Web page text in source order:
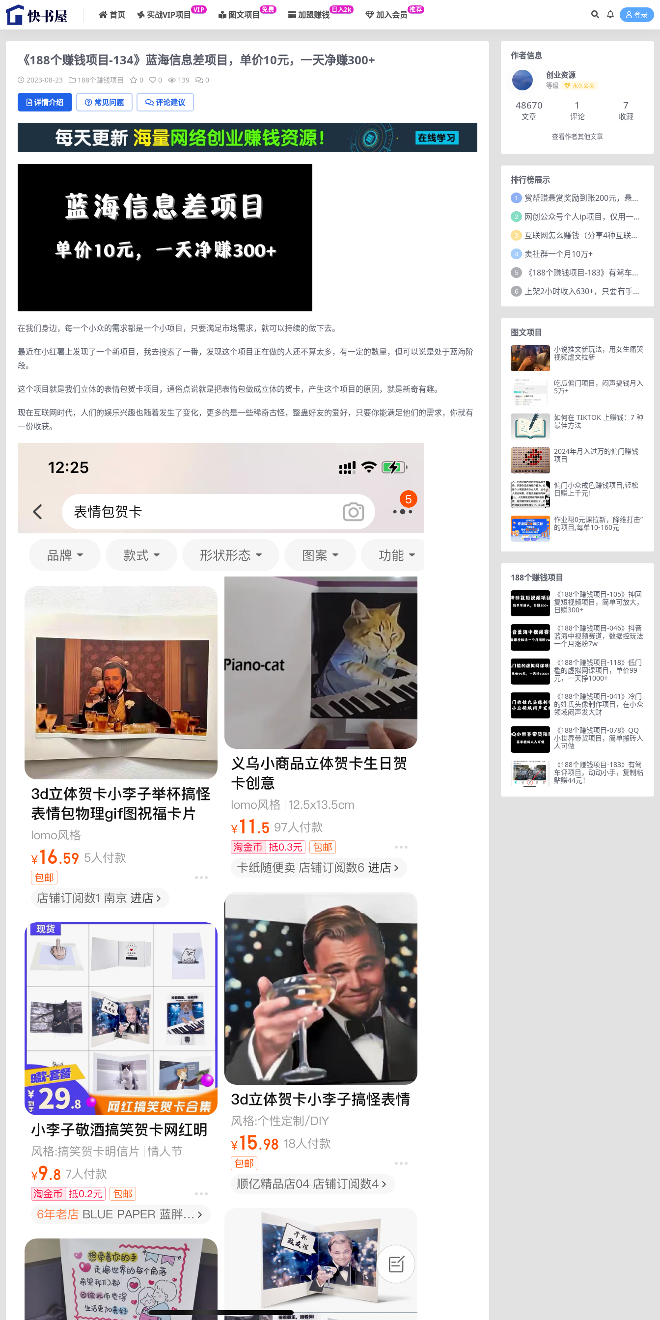
首页 实战VIP项目 VIP 图文项目 免费 加盟赚钱 日入2k 加入会员 推荐
登录
《188个赚钱项目-134》蓝海信息差项目，单价10元，一天净赚300+
2023-08-23 188个赚钱项目 0 0 139 0
详情介绍 常见问题 评论建议
在我们身边，每一个小众的需求都是一个小项目，只要满足市场需求，就可以持续的做下去。
最近在小红薯上发现了一个新项目，我去搜索了一番，发现这个项目正在做的人还不算太多，有一定的数量，但可以说是处于蓝海阶
段。
这个项目就是我们立体的表情包贺卡项目，通俗点说就是把表情包做成立体的贺卡，产生这个项目的原因，就是新奇有趣。
现在互联网时代，人们的娱乐兴趣也随着发生了变化，更多的是一些稀奇古怪，整蛊好友的爱好，只要你能满足他们的需求，你就有
一份收获。
作者信息
创业资源
等级 永久会员
48670
文章
1
评论
7
收藏
查看作者其他文章
排行榜展示
1 赏帮赚悬赏奖励到账200元，悬赏任务多劳多得，人人可做。
2 网创公众号个人ip项目，仅用一篇文章做到全网引流！
3 互联网怎么赚钱（分享4种互联网赚钱模式）
4 卖社群一个月10万+
5 《188个赚钱项目-183》有驾车评项目，动动小手，复制粘贴赚44元！
6 上架2小时收入630+，只要有手就能做的AI搞钱项目，奶奶看完都能学会!
图文项目
小说推文新玩法，用女生痛哭
视频虐文拉新
吃瓜偏门项目，闷声搞钱月入
5万+
如何在 TIKTOK 上赚钱：7 种
最佳方法
2024年月入过万的偏门赚钱
项目
偏门小众戒色赚钱项目,轻松
日赚上千元!
作业帮0元课拉新，降维打击”
的项目,每单10-160元
188个赚钱项目
《188个赚钱项目-105》神回
复短视频项目，简单可放大，
日赚300+
《188个赚钱项目-046》抖音
蓝海中视频赛道，数据控玩法
一个月涨粉7w
《188个赚钱项目-118》低门
槛的虚拟网课项目，单价99
元，一天挣1000+
《188个赚钱项目-041》冷门
的姓氏头像制作项目，在小众
领域闷声发大财
《188个赚钱项目-078》QQ
小世界带货项目，简单搬砖人
人可做
《188个赚钱项目-183》有驾
车评项目，动动小手，复制粘
贴赚44元！